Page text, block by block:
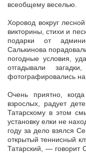
всеобщему веселью.
Хоровод вокруг
викторины, стихи и
подарки от
Салькинова
погодные условия,
отгадывали
фотографировались на
Очень приятно,
взрослых, радует
Татарскому в этом
установку елки не
году за дело взялся
открытый теннисный
Татарский, — говорит